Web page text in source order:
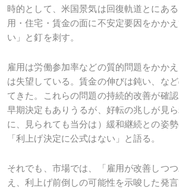
時的として、米国景気は回復軌道とにあ
用・住宅・賃金の面に不安定要因をかか
い」と釘を刺す。
雇用は労働参加率などの質的問題をかか
は失望している。賃金の伸びは鈍い、な
てきた。これらの問題の持続的改善が確
早期決定もありうるが、好転の兆しが見
に、見られても当分は）緩和継続との姿勢
「利上げ決定に公式はない」と語る。
それでも、市場では、「雇用が改善しつ
え、利上げ前倒しの可能性を示唆した発